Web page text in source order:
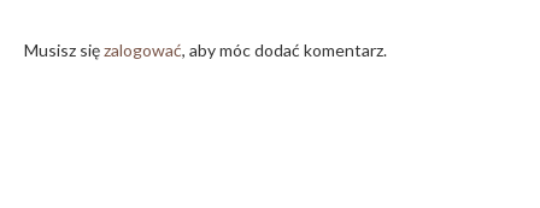
Musisz sięzalogować, aby móc dodać komentarz.